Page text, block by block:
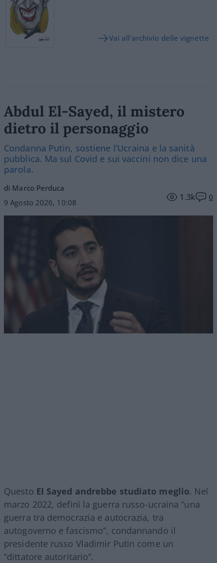
Vai all'archivio delle vignette
Abdul El-Sayed, il mistero
dietro il personaggio
Condanna Putin, sostiene l’Ucraina e la sanità
pubblica. Ma sul Covid e sui vaccini non dice una
parola.
di Marco Perduca
9 Agosto 2026, 10:08
1.3k 0
Questo El Sayed andrebbe studiato meglio. Nel
marzo 2022, definì la guerra russo-ucraina “una
guerra tra democrazia e autocrazia, tra
autogoverno e fascismo”, condannando il
presidente russo Vladimir Putin come un
“dittatore autoritario”.